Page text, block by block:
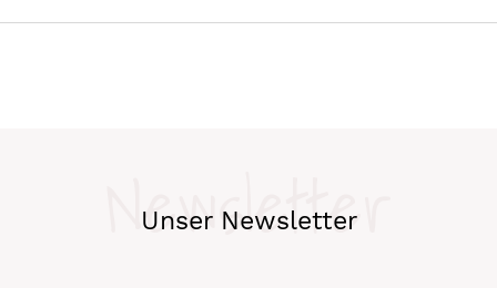
Unser Newsletter
Newsletter